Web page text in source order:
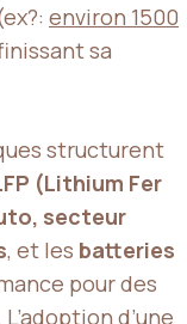
environ 1500
sa
structurent
(Lithium Fer
secteur
, et les batteries
pour des
. L’adoption d’une